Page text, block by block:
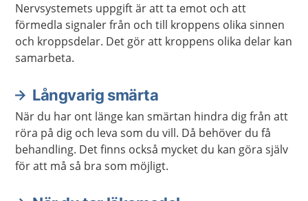
Nervsystemets uppgift är att ta emot och att
förmedla signaler från och till kroppens olika sinnen
och kroppsdelar. Det gör att kroppens olika delar kan
samarbeta.
Långvarig smärta
När du har ont länge kan smärtan hindra dig från att
röra på dig och leva som du vill. Då behöver du få
behandling. Det finns också mycket du kan göra själv
för att må så bra som möjligt.